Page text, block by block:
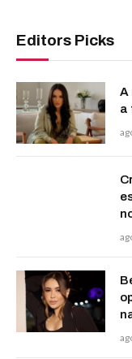
Editors Picks
A
a